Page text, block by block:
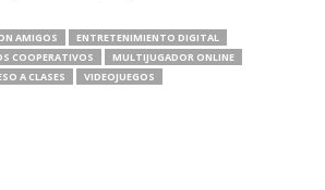
AMIGOS
ENTRETENIMIENTO DIGITAL
COOPERATIVOS
MULTIJUGADOR ONLINE
A CLASES VIDEOJUEGOS